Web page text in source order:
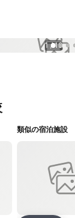
1 / 16
類似の宿泊施設